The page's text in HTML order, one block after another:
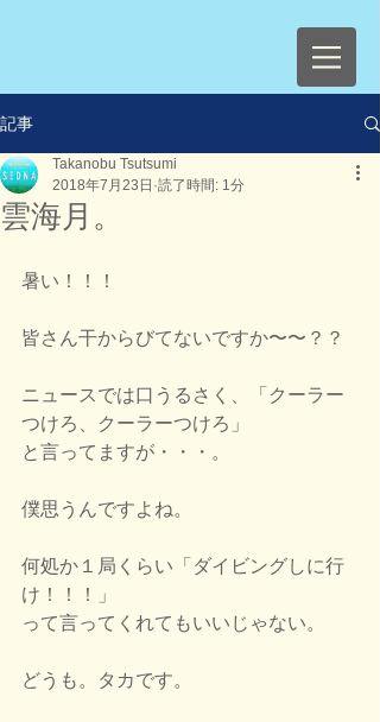
記事
雲海月。
Takanobu Tsutsumi
2018年7月23日 読了時間: 1分
暑い！！！
皆さん干からびてないですか〜〜？？
ニュースでは口うるさく、「クーラー
つけろ、クーラーつけろ」
と言ってますが・・・。
僕思うんですよね。
何処か１局くらい「ダイビングしに行
け！！！」
って言ってくれてもいいじゃない。
どうも。タカです。